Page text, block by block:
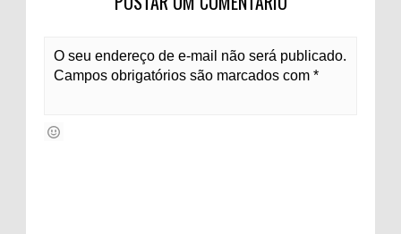
O seu endereço de e-mail não será publicado.
Campos obrigatórios são marcados com *